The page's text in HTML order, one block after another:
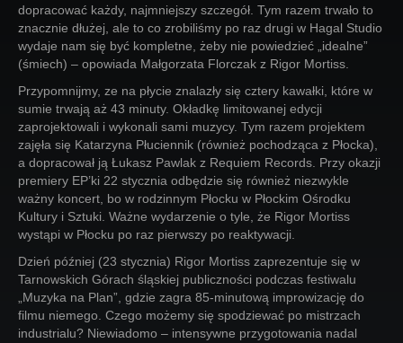
dopracować każdy, najmniejszy szczegół. Tym razem trwało to
znacznie dłużej, ale to co zrobiliśmy po raz drugi w Hagal Studio
wydaje nam się być kompletne, żeby nie powiedzieć „idealne”
(śmiech) – opowiada Małgorzata Florczak z Rigor Mortiss.
Przypomnijmy, ze na płycie znalazły się cztery kawałki, które w
sumie trwają aż 43 minuty. Okładkę limitowanej edycji
zaprojektowali i wykonali sami muzycy. Tym razem projektem
zajęła się Katarzyna Płuciennik (również pochodząca z Płocka),
a dopracował ją Łukasz Pawlak z Requiem Records. Przy okazji
premiery EP’ki 22 stycznia odbędzie się również niezwykle
ważny koncert, bo w rodzinnym Płocku w Płockim Ośrodku
Kultury i Sztuki. Ważne wydarzenie o tyle, że Rigor Mortiss
wystąpi w Płocku po raz pierwszy po reaktywacji.
Dzień później (23 stycznia) Rigor Mortiss zaprezentuje się w
Tarnowskich Górach śląskiej publiczności podczas festiwalu
„Muzyka na Plan”, gdzie zagra 85-minutową improwizację do
filmu niemego. Czego możemy się spodziewać po mistrzach
industrialu? Niewiadomo – intensywne przygotowania nadal